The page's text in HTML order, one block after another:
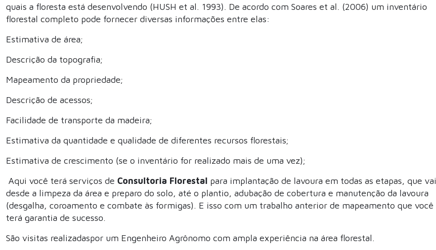
quais a floresta está desenvolvendo (HUSH et al. 1993). De acordo com Soares et al. (2006) um inventário
florestal completo pode fornecer diversas informações entre elas:
Estimativa de área;
Descrição da topografia;
Mapeamento da propriedade;
Descrição de acessos;
Facilidade de transporte da madeira;
Estimativa da quantidade e qualidade de diferentes recursos florestais;
Estimativa de crescimento (se o inventário for realizado mais de uma vez);
Aqui você terá serviços de Consultoria Florestal para implantação de lavoura em todas as etapas, que vai
desde a limpeza da área e preparo do solo, até o plantio, adubação de cobertura e manutenção da lavoura
(desgalha, coroamento e combate às formigas). E isso com um trabalho anterior de mapeamento que você
terá garantia de sucesso.
São visitas realizadaspor um Engenheiro Agrônomo com ampla experiência na área florestal.